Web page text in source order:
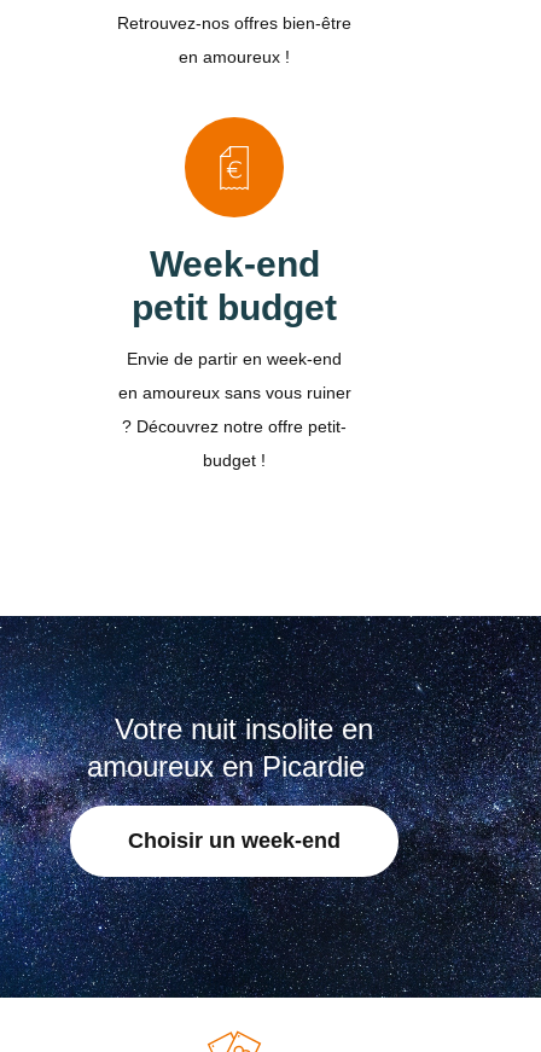
Retrouvez-nos offres bien-être
en amoureux !
Week-end
petit budget
Envie de partir en week-end
en amoureux sans vous ruiner
? Découvrez notre offre petit-
budget !
Votre nuit insolite en
amoureux en Picardie
Choisir un week-end